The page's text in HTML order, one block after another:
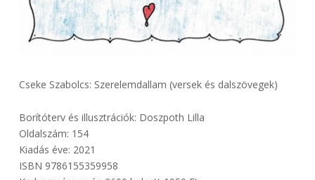
Cseke Szabolcs: Szerelemdallam (versek és dalszövegek)
Borítóterv és illusztrációk: Doszpoth Lilla
Oldalszám: 154
Kiadás éve: 2021
ISBN 9786155359958